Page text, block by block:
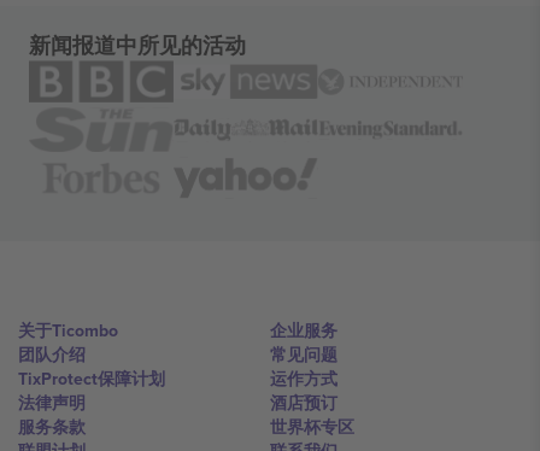
新闻报道中所见的活动
关于Ticombo
团队介绍
TixProtect保障计划
法律声明
服务条款
企业服务
常见问题
运作方式
酒店预订
世界杯专区